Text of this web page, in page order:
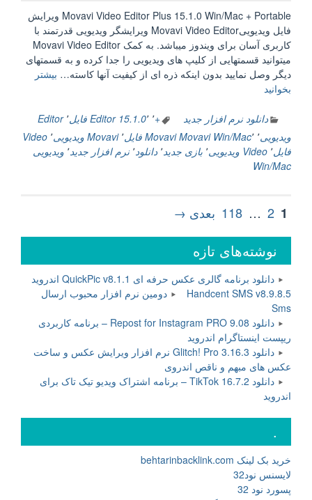
Movavi Video Editor Plus 15.1.0 Win/Mac + Portable ویرایش
فایل ویدیوییMovavi Video Editor ویرایشگر ویدیویی قدرتمند با
کاربری آسان برای ویندوز میباشد. به کمک Movavi Video Editor
میتوانید قسمتهایی از کلیپ های ویدیویی را جدا کرده و به قسمتهای
دیگر وصل نمایید بدون اینکه ذره ای از کیفیت آنها کاسته… بیشتر
بخوانید
Editor
Plus
15.1.0
Win/Mac
فایل
ویدیویی”
دانلود نرم افزار جدید +٬ 15.1.0٬ Editor فایل ٬ Editor
ویدیویی٬ Movavi Win/Mac٬ Movavi فایل ٬ Movavi ویدیویی ٬ Video
فایل٬ Video ویدیویی ٬ بازی جدید٬ دانلود٬ نرم افزار جدید٬ ویدیویی
Win/Mac
صفحه‌بندی
نوشته‌ها
برگه
1 برگه
2
… برگه
118 بعدی →
نوشته‌های تازه
دانلود برنامه گالری عکس حرفه ای QuickPic v8.1.1 اندروید
Handcent SMS v8.9.8.5 دومین نرم افزار محبوب ارسال
Sms
دانلود Repost for Instagram PRO 9.08 – برنامه کاربردی
ریپست اینستاگرام اندروید
دانلود Glitch! Pro 3.16.3 نرم افزار ویرایش عکس و ساخت
عکس های مبهم و ناقص اندروی
دانلود TikTok 16.7.2 – برنامه اشتراک ویدیو تیک تاک برای
اندروید
.
خرید بک لینک behtarinbacklink.com
لایسنس نود32
پسورد نود 32